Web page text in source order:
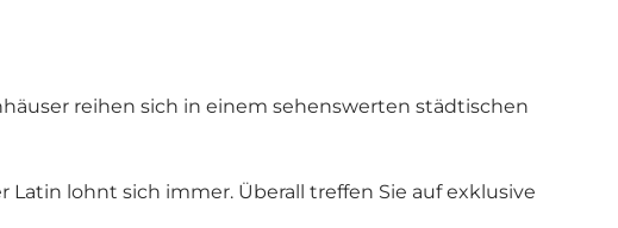
reihen sich in einem sehenswerten städtischen
lohnt sich immer. Überall treffen Sie auf exklusive